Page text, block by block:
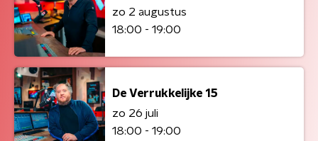
zo 2 augustus
18:00 - 19:00
De Verrukkelijke 15
zo 26 juli
18:00 - 19:00